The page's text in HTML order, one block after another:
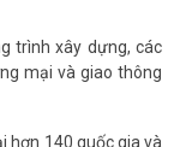
trình xây dựng, các
mại và giao thông
hơn 140 quốc gia và